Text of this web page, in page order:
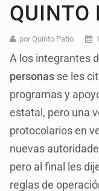
QUINTO
por Quinto Patio
A los integrantes
personas se les
programas y
estatal, pero una
protocolarios en
nuevas
pero al final les
reglas de